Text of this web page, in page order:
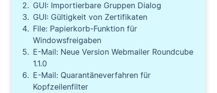
GUI: Importierbare Gruppen Dialog
GUI: Gültigkeit von Zertifikaten
File: Papierkorb-Funktion für
Windowsfreigaben
E-Mail: Neue Version Webmailer Roundcube
1.1.0
E-Mail: Quarantäneverfahren für
Kopfzeilenfilter